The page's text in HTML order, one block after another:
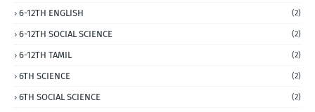
6-12TH ENGLISH (2)
6-12TH SOCIAL SCIENCE (2)
6-12TH TAMIL (2)
6TH SCIENCE (2)
6TH SOCIAL SCIENCE (2)